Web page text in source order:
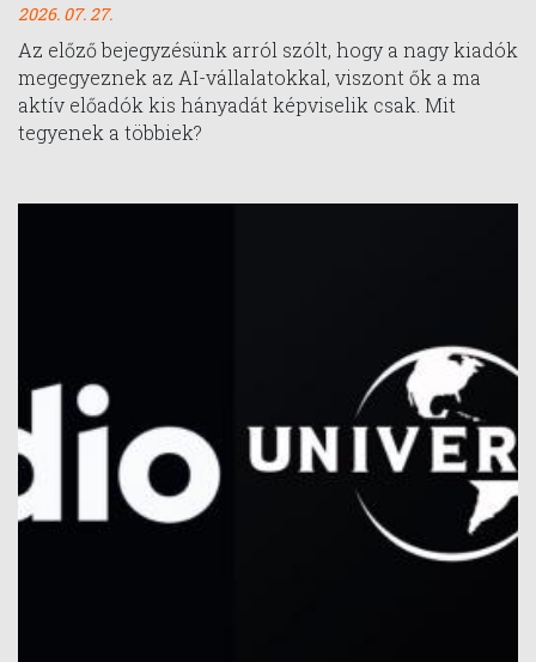
2026. 07. 27.
Az előző bejegyzésünk arról szólt, hogy a nagy kiadók
megegyeznek az AI-vállalatokkal, viszont ők a ma
aktív előadók kis hányadát képviselik csak. Mit
tegyenek a többiek?